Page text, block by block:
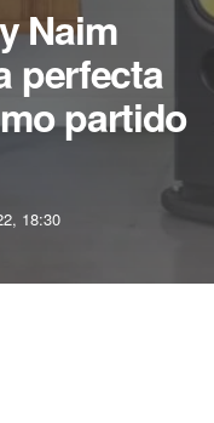
Naim
perfecta
partido
18:30